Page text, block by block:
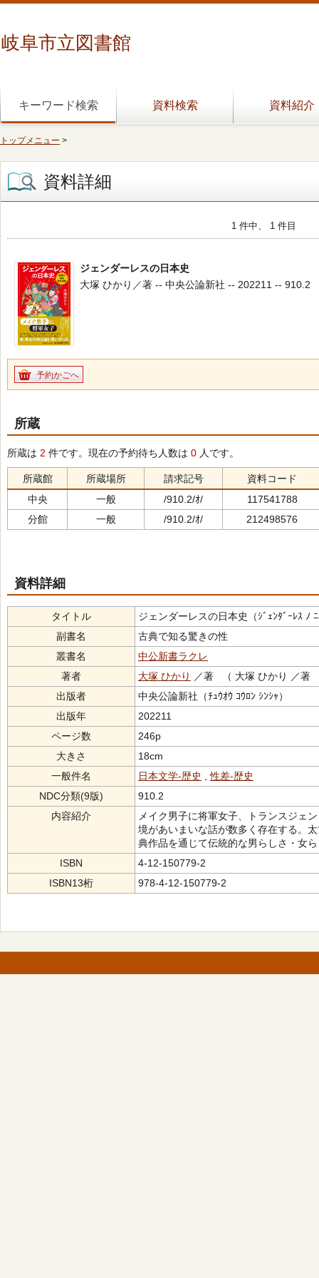
岐阜市立図書館
キーワード検索 資料検索 資料紹介
トップメニュー >
資料詳細
1 件中、 1 件目
ジェンダーレスの日本史
大塚 ひかり／著 -- 中央公論新社 -- 202211 -- 910.2
予約かごへ
所蔵
所蔵は 2 件です。現在の予約待ち人数は 0 人です。
所蔵館 所蔵場所 請求記号
資料コード
中央
一般 /910.2/ｵ/
117541788
分館
一般 /910.2/ｵ/ 212498576
資料詳細
タイトル
ジェンダーレスの日本史（ｼﾞｪﾝﾀﾞｰﾚｽ ﾉ
副書名
古典で知る驚きの性
叢書名
中公新書ラクレ
著者
大塚 ひかり
／著 （ 大塚 ひかり ／著
出版者
中央公論新社（ﾁｭｳｵｳ ｺｳﾛﾝ ｼﾝｼｬ）
出版年
202211
ページ数
246p
大きさ
18cm
一般件名
日本文学-歴史 ,性差-歴史
NDC分類(9版)
910.2
内容紹介
メイク男子に将軍女子、トランスジェ
境があいまいな話が数多く存在する。
典作品を通じて伝統的な男らしさ・女
ISBN
4-12-150779-2
ISBN13桁
978-4-12-150779-2